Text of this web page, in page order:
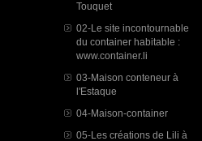
Touquet
02-Le site incontournable
du container habitable :
www.container.li
03-Maison conteneur à
l'Estaque
04-Maison-container
05-Les créations de Lili à